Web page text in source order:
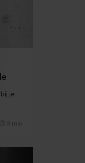
je
3 min